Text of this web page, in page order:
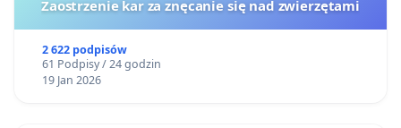
Zaostrzenie kar za znęcanie się nad zwierzętami
2 622 podpisów
61 Podpisy / 24 godzin
19 Jan 2026